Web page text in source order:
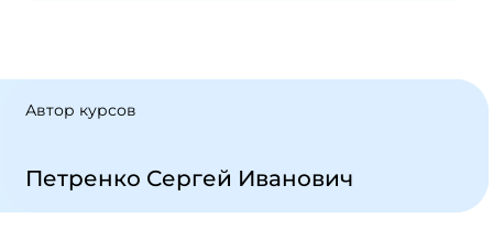
Автор курсов
Петренко Сергей Иванович